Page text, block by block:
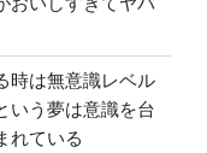
時は無意識レベル
いう夢は意識を台
れている